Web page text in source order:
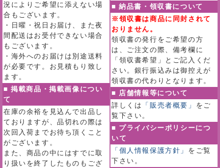
況によりご希望に添えない場
合もございます。
・日曜・祝日お届け、また夜
間配送はお受付できない場合
もございます。
・海外へのお届けは別途送料
が必要です。お見積もり致し
ます。
■ 掲載商品・掲載画像につい
て
在庫の余裕を見込んで出品し
ておりますが、品切れの際は
次回入荷までお待ち頂くこと
がございます。
また、商品の中にはすでに取
り扱いを終了したものもござ
■ 納品書・領収書について
※領収書は商品に同封されて
おりません。
領収書の発行をご希望の方
は、ご注文の際、備考欄に
「領収書希望」とご記入くだ
さい。銀行振込みは御控えが
領収書の代わりとなります。
■ 店舗情報等について
詳しくは
「販売者概要」 をご
覧下さい。
■ プライバシーポリシーにつ
いて
「個人情報保護方針」 をご覧
下さい。